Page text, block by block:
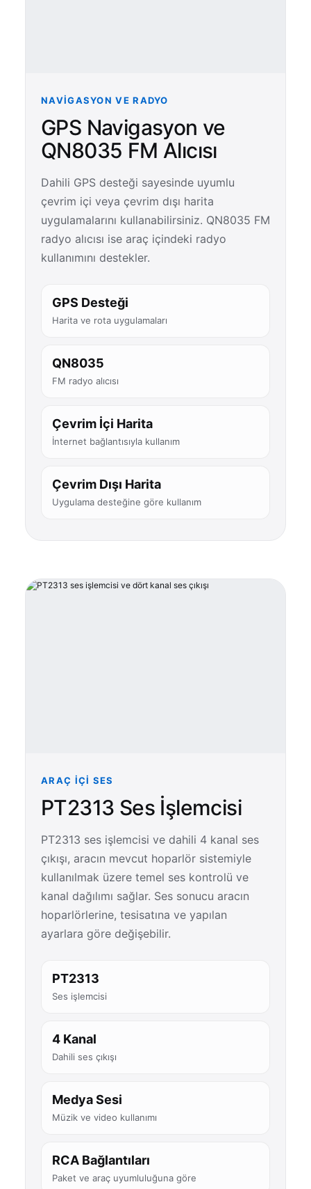
NAVIGASYON VE RADYO
GPS Navigasyon ve
QN8035 FM Alıcısı
Dahili GPS desteği sayesinde uyumlu
çevrim içi veya çevrim dışı harita
uygulamalarını kullanabilirsiniz. QN8035 FM
radyo alıcısı ise araç içindeki radyo
kullanımını destekler.
GPS Desteği
Harita ve rota uygulamaları
QN8035
FM radyo alıcısı
Çevrim İçi Harita
İnternet bağlantısıyla kullanım
Çevrim Dışı Harita
Uygulama desteğine göre kullanım
ARAÇ İÇI SES
PT2313 Ses İşlemcisi
PT2313 ses işlemcisi ve dahili 4 kanal ses
çıkışı, aracın mevcut hoparlör sistemiyle
kullanılmak üzere temel ses kontrolü ve
kanal dağılımı sağlar. Ses sonucu aracın
hoparlörlerine, tesisatına ve yapılan
ayarlara göre değişebilir.
PT2313
Ses işlemcisi
4 Kanal
Dahili ses çıkışı
Medya Sesi
Müzik ve video kullanımı
RCA Bağlantıları
Paket ve araç uyumluluğuna göre